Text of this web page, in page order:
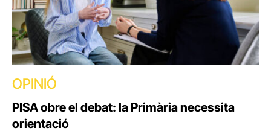
OPINIÓ
PISA obre el debat: la Primària necessita
orientació